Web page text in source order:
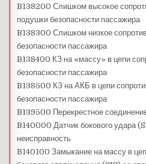
B138200 Слишком высокое
подушки безопасности пассажира
B138300 Слишком низкое
безопасности пассажира
B138400 КЗ на «массу» в цепи
безопасности пассажира
B138500 КЗ на АКБ в цепи
безопасности пассажира
B139500 Перекрестное
B140000 Датчик бокового удара
неисправность
B140100 Замыкание на массу в